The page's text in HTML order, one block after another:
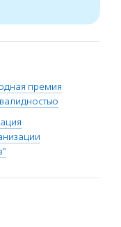
премия